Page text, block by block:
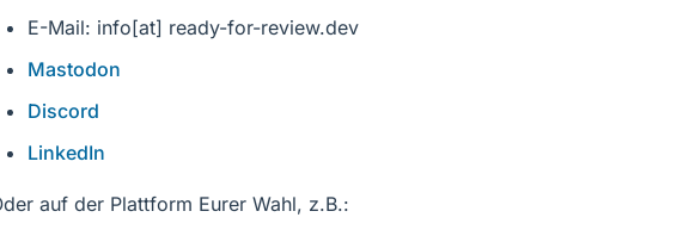
E-Mail: info[at] ready-for-review.dev
Mastodon
Discord
LinkedIn
auf der Plattform Eurer Wahl, z.B.: